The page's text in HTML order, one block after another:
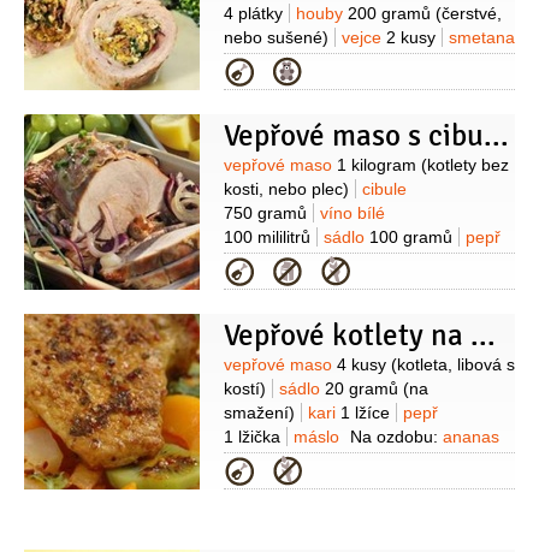
4 plátky
houby 200 gramů (čerstvé,
nebo sušené)
vejce 2 kusy
smetana
zakysaná
pšeničná hladká
vývar
pepř černý
Kategorie
Vepřové maso s cibulí na víně
Suroviny
vepřové maso 1 kilogram (kotlety bez
kosti, nebo plec)
cibule
750 gramů
víno bílé
100 mililitrů
sádlo 100 gramů
pepř
černý
(mletý) sůl
Kategorie
Vepřové kotlety na kari s ovocem
Suroviny
vepřové maso 4 kusy (kotleta, libová s
kostí)
sádlo 20 gramů (na
smažení)
kari 1 lžíce
pepř
1 lžička
máslo Na ozdobu: ananas
2 kusy
(překrojené kolečko, na
ozdobu)
broskve2 kusy (překrojené
Kategorie